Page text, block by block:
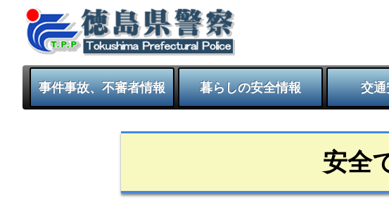
事件事故、不審者情報 暮らしの安全情報 交通
安全